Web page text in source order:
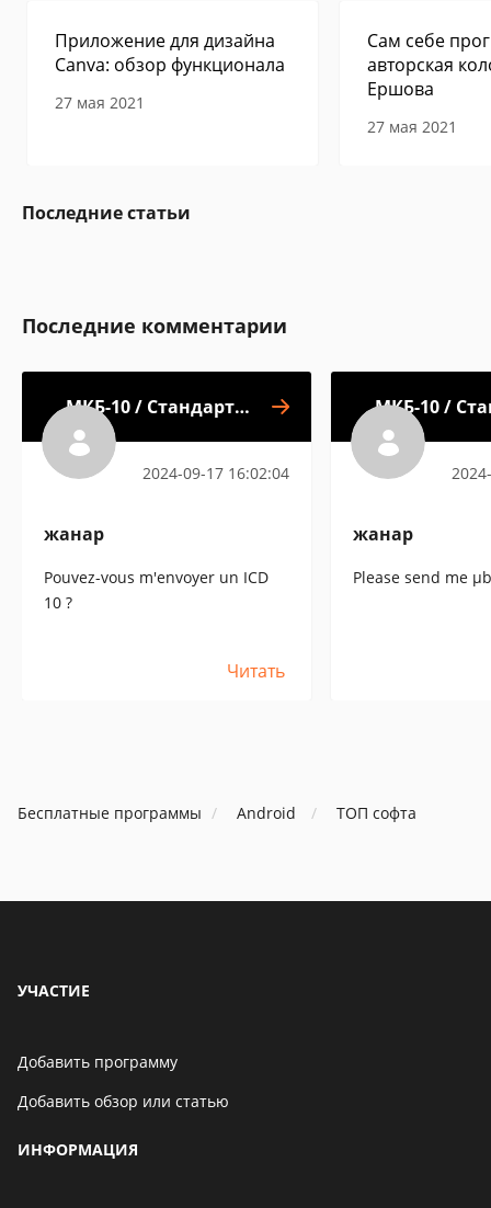
Приложение для дизайна
Canva: обзор функционала
27 мая 2021
Сам себе
авторская
Ершова
27 мая 2021
Последние статьи
Последние комментарии
МКБ-10 / Стандарты
2024-09-17 16:02:04
жанар
Pouvez-vous m'envoyer un ICD
10 ?
Читать
МКБ-10 /
жанар
Please send me
Бесплатные программы Android ТОП софта
УЧАСТИЕ
Добавить программу
Добавить обзор или статью
ИНФОРМАЦИЯ